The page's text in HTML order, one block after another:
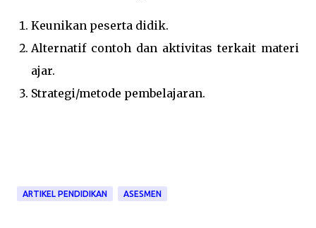
Keunikan peserta didik.
Alternatif contoh dan aktivitas terkait materi
ajar.
Strategi/metode pembelajaran.
ARTIKEL PENDIDIKAN ASESMEN